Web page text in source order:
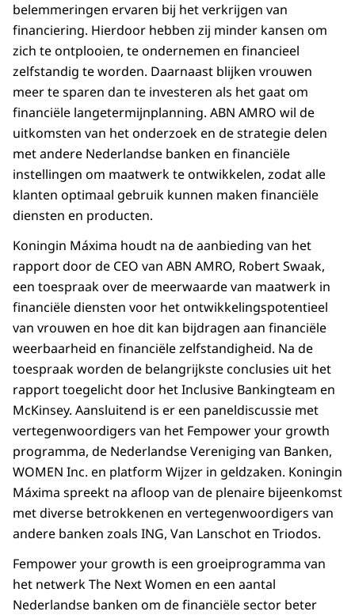
belemmeringen ervaren bij het verkrijgen van
financiering. Hierdoor hebben zij minder kansen om
zich te ontplooien, te ondernemen en financieel
zelfstandig te worden. Daarnaast blijken vrouwen
meer te sparen dan te investeren als het gaat om
financiële langetermijnplanning. ABN AMRO wil de
uitkomsten van het onderzoek en de strategie delen
met andere Nederlandse banken en financiële
instellingen om maatwerk te ontwikkelen, zodat alle
klanten optimaal gebruik kunnen maken financiële
diensten en producten.
Koningin Máxima houdt na de aanbieding van het
rapport door de CEO van ABN AMRO, Robert Swaak,
een toespraak over de meerwaarde van maatwerk in
financiële diensten voor het ontwikkelingspotentieel
van vrouwen en hoe dit kan bijdragen aan financiële
weerbaarheid en financiële zelfstandigheid. Na de
toespraak worden de belangrijkste conclusies uit het
rapport toegelicht door hetInclusive Bankingteam en
McKinsey. Aansluitend is er een paneldiscussie met
vertegenwoordigers van het Fempower your growth
programma, de Nederlandse Vereniging van Banken,
WOMEN Inc. en platform Wijzer in geldzaken. Koningin
Máxima spreekt na afloop van de plenaire bijeenkomst
met diverse betrokkenen en vertegenwoordigers van
andere banken zoals ING, Van Lanschot en Triodos.
Fempower your growth is een groeiprogramma van
het netwerkThe Next Women en een aantal
Nederlandse banken om de financiële sector beter